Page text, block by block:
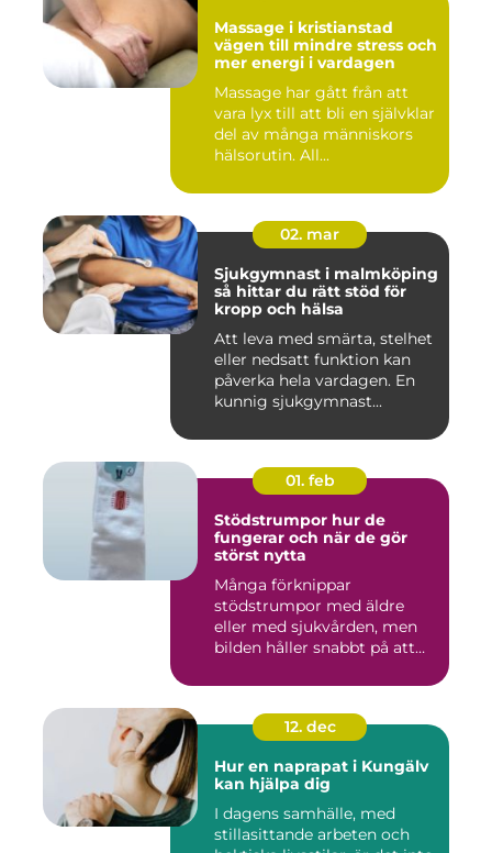
Massage i kristianstad
vägen till mindre stress och
mer energi i vardagen
Massage har gått från att
vara lyx till att bli en självklar
del av många människors
hälsorutin. All...
02. mar
Sjukgymnast i malmköping
så hittar du rätt stöd för
kropp och hälsa
Att leva med smärta, stelhet
eller nedsatt funktion kan
påverka hela vardagen. En
kunnig sjukgymnast...
01. feb
Stödstrumpor hur de
fungerar och när de gör
störst nytta
Många förknippar
stödstrumpor med äldre
eller med sjukvården, men
bilden håller snabbt på att
12. dec
Hur en naprapat i Kungälv
kan hjälpa dig
I dagens samhälle, med
stillasittande arbeten och